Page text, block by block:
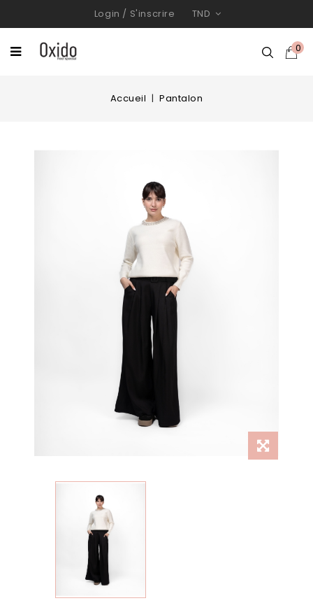
Login / S'inscrire TND
0
Accueil Pantalon